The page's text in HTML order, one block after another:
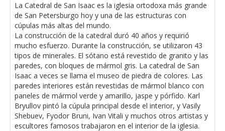
La Catedral de San Isaac es la iglesia ortodoxa más grande
de San Petersburgo hoy y una de las estructuras con
cúpulas más altas del mundo.
La construcción de la catedral duró 40 años y requirió
mucho esfuerzo. Durante la construcción, se utilizaron 43
tipos de minerales. El sótano está revestido de granito y las
paredes, con bloques de mármol gris. La catedral de San
Isaac a veces se llama el museo de piedra de colores. Las
paredes interiores están revestidas de mármol blanco con
paneles de mármol verde y amarillo, jaspe y pórfido. Karl
Bryullov pintó la cúpula principal desde el interior, y Vasily
Shebuev, Fyodor Bruni, Ivan Vitali y muchos otros artistas y
escultores famosos trabajaron en el interior de la iglesia.